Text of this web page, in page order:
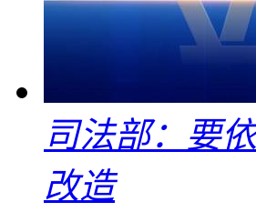
司法部：要
改造